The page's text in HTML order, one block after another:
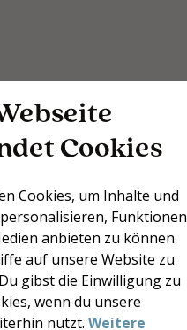
Cookies
Cookies, um Inhalte und
Funktionen
anbieten zu können
auf unsere Website zu
gibst die Einwilligung zu
wenn du unsere
nutzt. Weitere